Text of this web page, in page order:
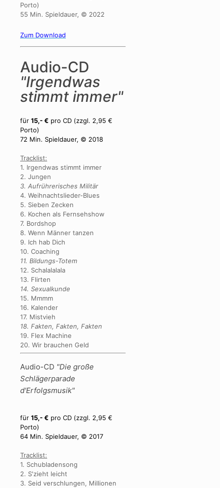
Porto)
55 Min. Spieldauer, © 2022
Zum Download
Audio-CD
"Irgendwas
stimmt immer"
für 15,- € pro CD (zzgl. 2,95 €
Porto)
72 Min. Spieldauer, © 2018
Tracklist:
1. Irgendwas stimmt immer
2. Jungen
3. Aufrührerisches Militär
4. Weihnachtslieder-Blues
5. Sieben Zecken
6. Kochen als Fernsehshow
7. Bordshop
8. Wenn Männer tanzen
9. Ich hab Dich
10. Coaching
11. Bildungs-Totem
12. Schalalalala
13. Flirten
14. Sexualkunde
15. Mmmm
16. Kalender
17. Mistvieh
18. Fakten, Fakten, Fakten
19. Flex Machine
20. Wir brauchen Geld
Audio-CD "Die große
Schlägerparade
d'Erfolgsmusik"
für 15,- € pro CD (zzgl. 2,95 €
Porto)
64 Min. Spieldauer, © 2017
Tracklist:
1. Schubladensong
2. S'zieht leicht
3. Seid verschlungen, Millionen